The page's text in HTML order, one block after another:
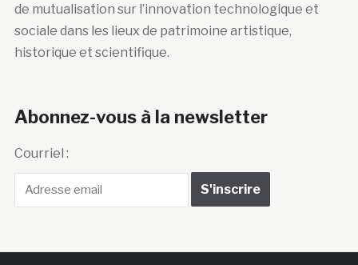
de mutualisation sur l’innovation technologique et
sociale dans les lieux de patrimoine artistique,
historique et scientifique.
Abonnez-vous à la newsletter
Courriel :